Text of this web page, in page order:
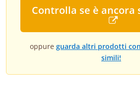
Controlla se è ancora
oppure guarda altri prodotti
simili!